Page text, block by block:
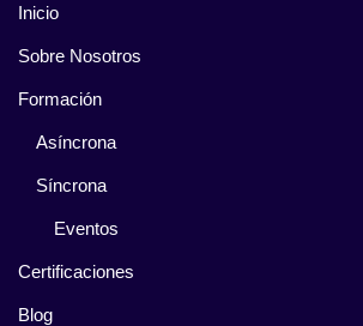
Inicio
Sobre Nosotros
Formación
Asíncrona
Síncrona
Eventos
Certificaciones
Blog